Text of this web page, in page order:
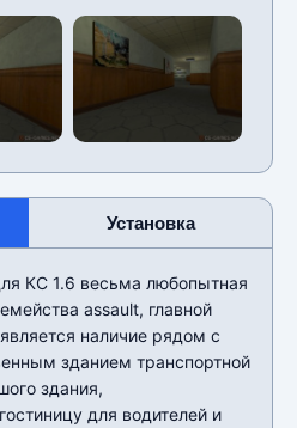
Установка
КС 1.6 весьма любопытная
assault, главной
наличие рядом с
зданием транспортной
здания,
для водителей и